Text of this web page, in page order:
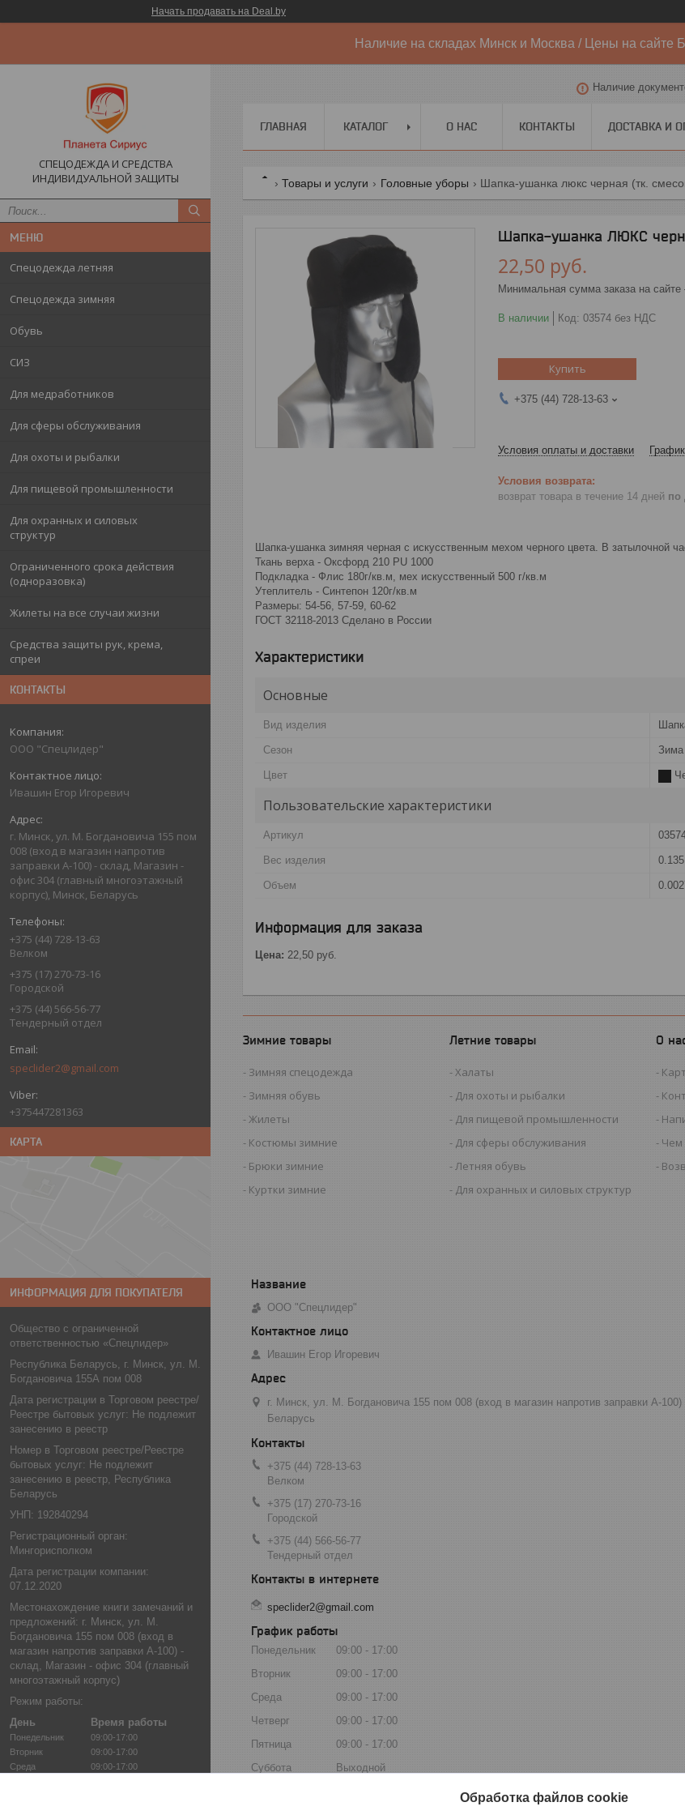
Начать продавать на Deal.by
Наличие на складах Минск и Москва / Цены на
СПЕЦОДЕЖДА И СРЕДСТВА
ИНДИВИДУАЛЬНОЙ ЗАЩИТЫ
Спецодежда летняя
Спецодежда зимняя
Обувь
СИЗ
Для медработников
Для сферы обслуживания
Для охоты и рыбалки
Для пищевой промышленности
Для охранных и силовых
структур
Ограниченного срока действия
(одноразовка)
Жилеты на все случаи жизни
Средства защиты рук, крема,
спреи
КОНТАКТЫ
ООО "Спецлидер"
Ивашин Егор Игоревич
г. Минск, ул. М. Богдановича 155 пом
008 (вход в магазин напротив
заправки А-100) - склад, Магазин -
офис 304 (главный многоэтажный
корпус), Минск, Беларусь
+375 (44) 728-13-63
Велком
+375 (17) 270-73-16
Городской
+375 (44) 566-56-77
Тендерный отдел
speclider2@gmail.com
+375447281363
КАРТА
ИНФОРМАЦИЯ ДЛЯ ПОКУПАТЕЛЯ
Общество с ограниченной
ответственностью «Спецлидер»
Республика Беларусь, г. Минск, ул. М.
Богдановича 155А пом 008
Дата регистрации в Торговом реестре/
Реестре бытовых услуг: Не подлежит
занесению в реестр
Номер в Торговом реестре/Реестре
бытовых услуг: Не подлежит
занесению в реестр, Республика
Беларусь
УНП: 192840294
Регистрационный орган:
Мингорисполком
Дата регистрации компании:
07.12.2020
Местонахождение книги замечаний и
предложений: г. Минск, ул. М.
Богдановича 155 пом 008 (вход в
магазин напротив заправки А-100) -
склад, Магазин - офис 304 (главный
многоэтажный корпус)
Режим работы:
День
Время работы
Понедельник
09:00-17:00
Вторник
09:00-17:00
Среда
09:00-17:00
Наличие
ГЛАВНАЯ КАТАЛОГ О НАС КОНТАКТЫ ДОСТАВКА И
Товары и услуги Головные уборы Шапка-ушанка люкс черная (тк.
Шапка-ушанка ЛЮКС
22,50 руб.
Минимальная сумма заказа на
В наличии Код: 03574 без НДС
Купить
+375 (44) 728-13-63
Условия оплаты и доставки
возврат товара в течение 14 дней по
Шапка-ушанка зимняя черная с искусственным мехом черного цвета. В затылочной
Ткань верха - Оксфорд 210 PU 1000
Подкладка - Флис 180г/кв.м, мех искусственный 500 г/кв.м
Утеплитель - Синтепон 120г/кв.м
Размеры: 54-56, 57-59, 60-62
ГОСТ 32118-2013 Сделано в России
Характеристики
Основные
Вид изделия
Сезон Зима
Цвет
Пользовательские характеристики
Артикул
Вес изделия 0.135
Объем
Информация для заказа
Цена: 22,50 руб.
Зимние товары
Зимняя спецодежда
Зимняя обувь
Жилеты
Костюмы зимние
Брюки зимние
Куртки зимние
Летние товары
Халаты
Для охоты и рыбалки
Для пищевой промышленности
Для сферы обслуживания
Летняя обувь
Для охранных и силовых структур
О
Чем
ООО "Спецлидер"
Ивашин Егор Игоревич
г. Минск, ул. М. Богдановича 155 пом 008 (вход в магазин напротив заправки А-
Беларусь
+375 (44) 728-13-63
Велком
+375 (17) 270-73-16
Городской
+375 (44) 566-56-77
Тендерный отдел
speclider2@gmail.com
График работы
Понедельник 09:00
17:00
Вторник
09:00
17:00
Среда
09:00
17:00
Четверг
09:00
17:00
Пятница
09:00
17:00
Суббота
Выходной
Обработка файлов cookie